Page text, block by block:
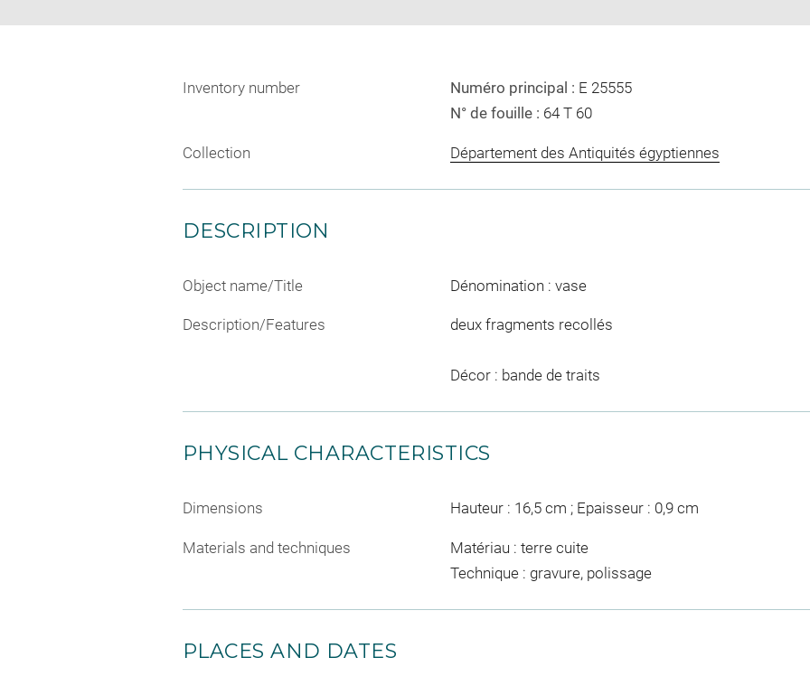
in
Inventory number Numéro principal : E 25555
N° de fouille : 64 T 60
Collection Département des Antiquités égyptiennes
DESCRIPTION
Object name/Title Dénomination : vase
Description/Features deux fragments recollés
Décor : bande de traits
PHYSICAL CHARACTERISTICS
Dimensions Hauteur : 16,5 cm ; Epaisseur : 0,9 cm
Materials and techniques
Matériau : terre cuite
Technique : gravure, polissage
PLACES AND DATES